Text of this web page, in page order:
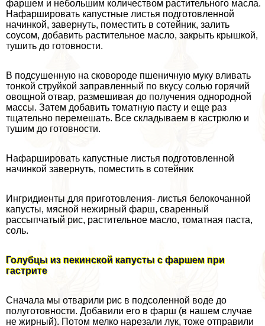
фаршем и небольшим количеством растительного масла.
Нафаршировать капустные листья подготовленной
начинкой, завернуть, поместить в сотейник, залить
соусом, добавить растительное масло, закрыть крышкой,
тушить до готовности.
В подсушенную на сковороде пшеничную муку вливать
тонкой струйкой заправленный по вкусу солью горячий
овощной отвар, размешивая до получения однородной
массы. Затем добавить томатную пасту и еще раз
тщательно перемешать. Все складываем в кастрюлю и
тушим до готовности.
Нафаршировать капустные листья подготовленной
начинкой завернуть, поместить в сотейник
Ингридиенты для приготовления- листья белокочанной
капусты, мясной нежирный фарш, сваренный
рассыпчатый рис, растительное масло, томатная паста,
соль.
Голубцы из пекинской капусты с фаршем при
гастрите
Сначала мы отварили рис в подсоленной воде до
полуготовности. Добавили его в фарш (в нашем случае
не жирный). Потом мелко нарезали лук, тоже отправили